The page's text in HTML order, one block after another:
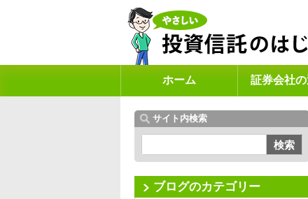
ホーム 証券会社
サイト内検索
検索
ブログのカテゴリー